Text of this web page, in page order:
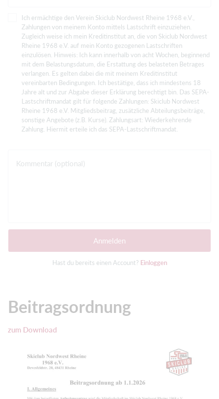
Ich ermächtige den Verein Skiclub Nordwest Rheine 1968 e.V.,
Zahlungen von meinem Konto mittels Lastschrift einzuziehen.
Zugleich weise ich mein Kreditinstitut an, die von Skiclub Nordwest
Rheine 1968 e.V. auf mein Konto gezogenen Lastschriften
einzulösen. Hinweis: Ich kann innerhalb von acht Wochen, beginnend
mit dem Belastungsdatum, die Erstattung des belasteten Betrages
verlangen. Es gelten dabei die mit meinem Kreditinstitut
vereinbarten Bedingungen. Ich bestätige, dass ich mindestens 18
Jahre alt und zur Abgabe dieser Erklärung berechtigt bin. Das SEPA-
Lastschriftmandat gilt für folgende Zahlungen: Skiclub Nordwest
Rheine 1968 e.V. Mitgliedsbeitrag, zusätzliche Abteilungsbeiträge,
sonstige Angebote (z.B. Kurse). Zahlungsart: Wiederkehrende
Zahlung. Hiermit erteile ich das SEPA-Lastschriftmandat.
Kommentar (optional)
Anmelden
Hast du bereits einen Account? Einloggen
Beitragsordnung
zum Download